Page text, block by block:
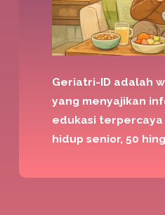
Geriatri-ID adalah
yang menyajikan
edukasi terpercaya
hidup senior, 50